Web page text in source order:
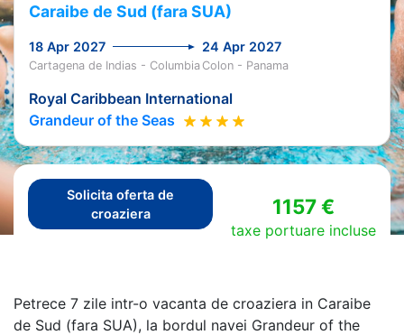
Caraibe de Sud (fara SUA)
18 Apr 2027 24 Apr 2027
Cartagena de Indias - Columbia Colon - Panama
Royal Caribbean International
Grandeur of the Seas
Solicita oferta de
croaziera
1157 €
taxe portuare incluse
Petrece 7 zile intr-o vacanta de croaziera in Caraibe
de Sud (fara SUA), la bordul navei Grandeur of the